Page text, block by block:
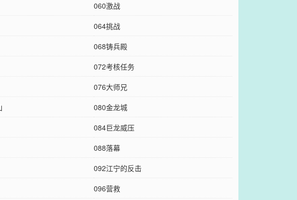
060激战
064挑战
068铸兵殿
072考核任务
076大师兄
080金龙城
084巨龙威压
088落幕
092江宁的反击
096营救